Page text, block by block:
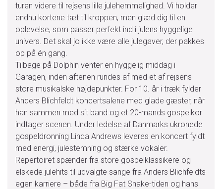
turen videre til rejsens lille julehemmelighed. Vi holder
endnu kortene tæt til kroppen, men glæd dig til en
oplevelse, som passer perfekt ind i julens hyggelige
univers. Det skal jo ikke være alle julegaver, der pakkes
op på én gang.
Tilbage på Dolphin venter en hyggelig middag i
Garagen, inden aftenen rundes af med et af rejsens
store musikalske højdepunkter. For 10. år i træk fylder
Anders Blichfeldt koncertsalene med glade gæster, når
han sammen med sit band og et 20-mands gospelkor
indtager scenen. Under ledelse af Danmarks ukronede
gospeldronning Linda Andrews leveres en koncert fyldt
med energi, julestemning og stærke vokaler.
Repertoiret spænder fra store gospelklassikere og
elskede julehits til udvalgte sange fra Anders Blichfeldts
egen karriere – både fra Big Fat Snake-tiden og hans